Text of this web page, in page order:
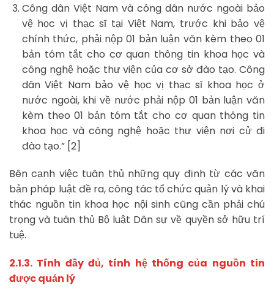
Công dân Việt Nam và công dân nước ngoài bảo
vệ học vị thạc sĩ tại Việt Nam, trước khi bảo vệ
chính thức, phải nộp 01 bản luận văn kèm theo 01
bản tóm tắt cho cơ quan thông tin khoa học và
công nghệ hoặc thư viện của cơ sở đào tạo. Công
dân Việt Nam bảo vệ học vị thạc sĩ khoa học ở
nước ngoài, khi về nước phải nộp 01 bản luận văn
kèm theo 01 bản tóm tắt cho cơ quan thông tin
khoa học và công nghệ hoặc thư viện nơi cử đi
đào tạo.” [2]
Bên cạnh việc tuân thủ những quy định từ các văn
bản pháp luật đề ra, công tác tổ chức quản lý và khai
thác nguồn tin khoa học nội sinh cũng cần phải chú
trọng và tuân thủ Bộ luật Dân sự về quyền sở hữu trí
tuệ.
2.1.3. Tính đầy đủ, tính hệ thống của nguồn tin
được quản lý